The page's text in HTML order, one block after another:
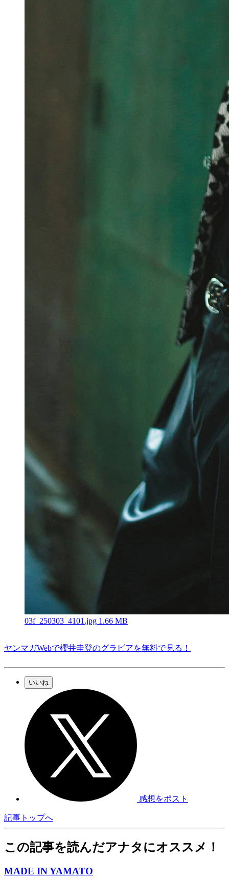
03f_250303_4101.jpg 1.66 MB
ヤンマガWebで櫻井圭登のグラビアを無料で見る！
いいね
感想をポスト
記事トップへ
この記事を読んだアナタにオススメ！
MADE IN YAMATO